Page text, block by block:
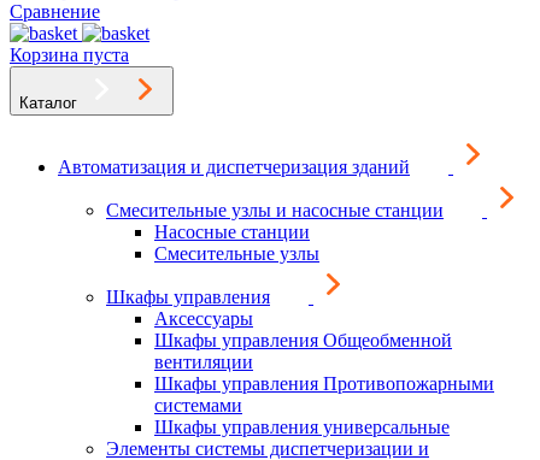
Сравнение
Корзина пуста
Каталог
Автоматизация и диспетчеризация зданий
Смесительные узлы и насосные станции
Насосные станции
Смесительные узлы
Шкафы управления
Аксессуары
Шкафы управления Общеобменной
вентиляции
Шкафы управления Противопожарными
системами
Шкафы управления универсальные
Элементы системы диспетчеризации и